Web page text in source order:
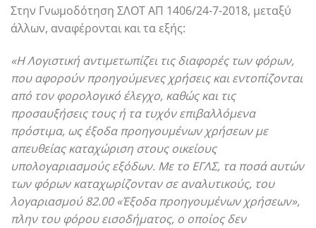
Στην Γνωμοδότηση ΣΛΟΤ ΑΠ 1406/24-7-2018, μεταξύ
άλλων, αναφέρονται και τα εξής:
«Η Λογιστική αντιμετωπίζει τις διαφορές των φόρων,
που αφορούν προηγούμενες χρήσεις και εντοπίζονται
από τον φορολογικό έλεγχο, καθώς και τις
προσαυξήσεις τους ή τα τυχόν επιβαλλόμενα
πρόστιμα, ως έξοδα προηγουμένων χρήσεων με
απευθείας καταχώριση στους οικείους
υπολογαριασμούς εξόδων. Με το ΕΓΛΣ, τα ποσά αυτών
των φόρων καταχωρίζονταν σε αναλυτικούς, του
λογαριασμού 82.00 «Έξοδα προηγουμένων χρήσεων»,
πλην του φόρου εισοδήματος, ο οποίος δεν